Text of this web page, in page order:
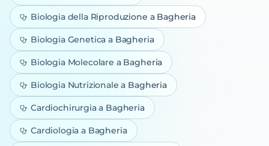
Biologia della Riproduzione a Bagheria
Biologia Genetica a Bagheria
Biologia Molecolare a Bagheria
Biologia Nutrizionale a Bagheria
Cardiochirurgiaa Bagheria
Cardiologia a Bagheria